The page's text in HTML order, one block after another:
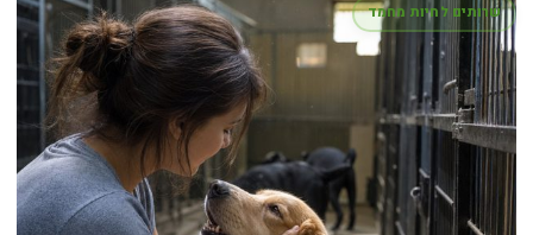
שרותים לחיות מחמד